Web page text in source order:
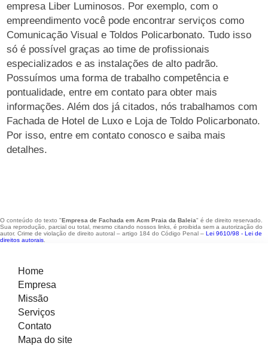
empresa Liber Luminosos. Por exemplo, com o
empreendimento você pode encontrar serviços como
Comunicação Visual e Toldos Policarbonato. Tudo isso
só é possível graças ao time de profissionais
especializados e as instalações de alto padrão.
Possuímos uma forma de trabalho competência e
pontualidade, entre em contato para obter mais
informações. Além dos já citados, nós trabalhamos com
Fachada de Hotel de Luxo e Loja de Toldo Policarbonato.
Por isso, entre em contato conosco e saiba mais
detalhes.
O conteúdo do texto "Empresa de Fachada em Acm Praia da Baleia" é de direito reservado.
Sua reprodução, parcial ou total, mesmo citando nossos links, é proibida sem a autorização do
autor. Crime de violação de direito autoral – artigo 184 do Código Penal – Lei 9610/98 - Lei de
direitos autorais
Home
Empresa
Missão
Serviços
Contato
Mapa do site